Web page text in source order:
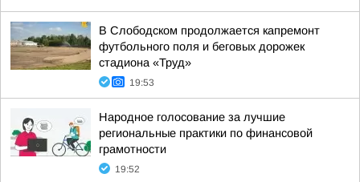
В Слободском продолжается капремонт
футбольного поля и беговых дорожек
стадиона «Труд»
19:53
Народное голосование за лучшие
региональные практики по финансовой
грамотности
19:52